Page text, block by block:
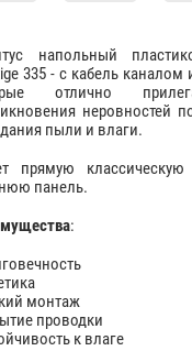
напольный
335 - с кабель
отлично
неровностей
пыли и влаги.
прямую
панель.
:
монтаж
проводки
к влаге